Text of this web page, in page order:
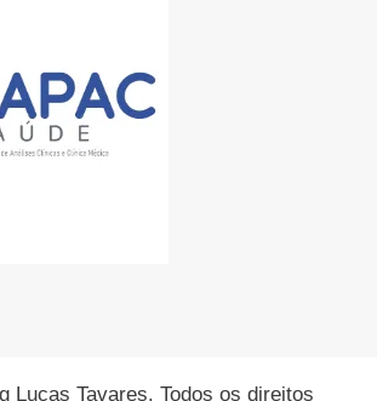
Lucas Tavares. Todos os direitos